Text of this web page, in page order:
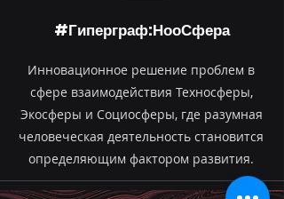
#Гиперграф:НооСфера
Инновационное решение проблем в
сфере взаимодействия Техносферы,
Экосферы и Социосферы, где разумная
человеческая деятельность становится
определяющим фактором развития.